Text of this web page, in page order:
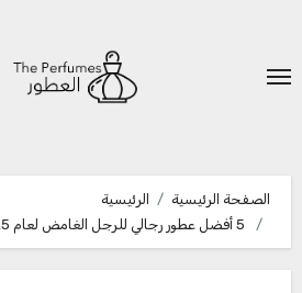
المحتوى
الصفحة الرئيسية
الرئيسية